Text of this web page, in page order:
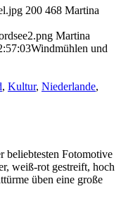
200 468 Martina
Martina
Windmühlen und
, Kultur, Niederlande,
beliebtesten Fotomotive
weiß-rot gestreift, hoch
üben eine große